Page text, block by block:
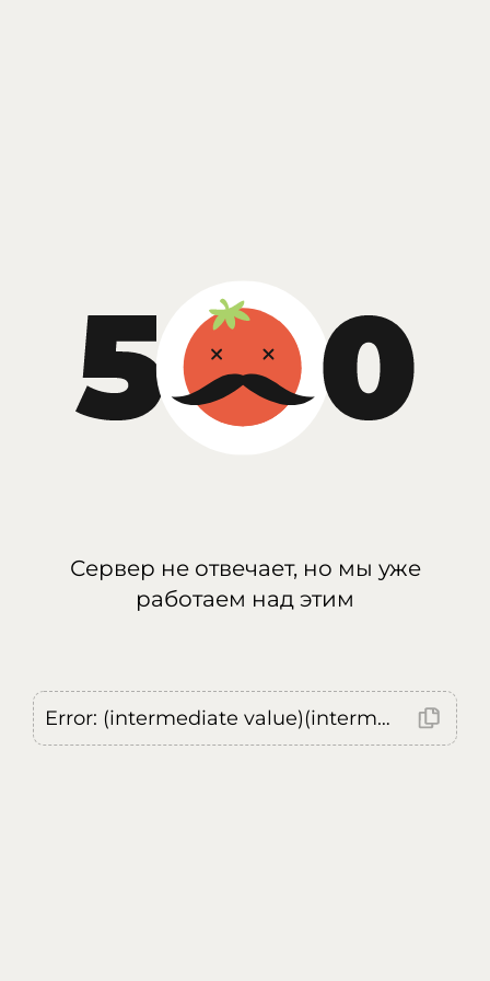
Сервер не отвечает, но мы уже
работаем над этим
Error: (intermediate value)(intermediate value)(intermediate value).replaceAll is not a function